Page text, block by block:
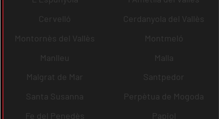
Cervelló
Cerdanyola del Vallès
Montornès del Vallès
Montmeló
Manlleu
Malla
Malgrat de Mar
Santpedor
Santa Susanna
Perpètua de Mogoda
Fe del Penedès
Papiol